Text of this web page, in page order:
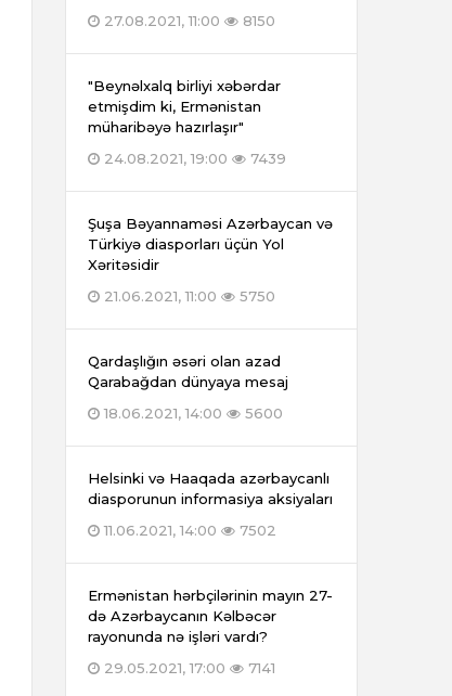
27.08.2021, 11:00
8150
"Beynəlxalq birliyi xəbərdar
etmişdim ki, Ermənistan
müharibəyə hazırlaşır"
24.08.2021, 19:00
7439
Şuşa Bəyannaməsi Azərbaycan və
Türkiyə diasporları üçün Yol
Xəritəsidir
21.06.2021, 11:00
5750
Qardaşlığın əsəri olan azad
Qarabağdan dünyaya mesaj
18.06.2021, 14:00
5600
Helsinki və Haaqada azərbaycanlı
diasporunun informasiya aksiyaları
11.06.2021, 14:00
7502
Ermənistan hərbçilərinin mayın 27-
də Azərbaycanın Kəlbəcər
rayonunda nə işləri vardı?
29.05.2021, 17:00
7141